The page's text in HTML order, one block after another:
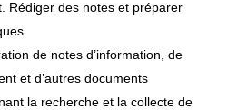
Rédiger des notes et préparer
de notes d’information, de
et d’autres documents
la recherche et la collecte de